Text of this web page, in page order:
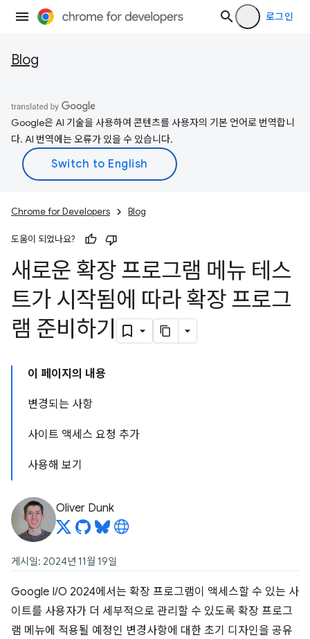
로그인
Blog
Google은 AI 기술을 사용하여 콘텐츠를 사용자의 기본 언어로 번역합니
다. AI 번역에는 오류가 있을 수 있습니다.
Chrome for Developers Blog
도움이 되었나요?
새로운 확장 프로그램 메뉴 테스
트가 시작됨에 따라 확장 프로그
램 준비하기
이 페이지의 내용
변경되는 사항
사이트 액세스 요청 추가
사용해 보기
Oliver Dunk
게시일: 2024년 11월 19일
Google I/O 2024에서는 확장 프로그램이 액세스할 수 있는 사
이트를 사용자가 더 세부적으로 관리할 수 있도록 확장 프로그
램 메뉴에 적용될 예정인 변경사항에 대한 초기 디자인을 공유